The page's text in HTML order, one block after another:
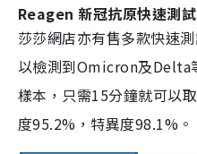
Reagen 新冠抗原快速測
莎莎網店亦有售多款快速
以檢測到Omicron及Delta
樣本，只需15分鐘就可以
度95.2%，特異度98.1%。